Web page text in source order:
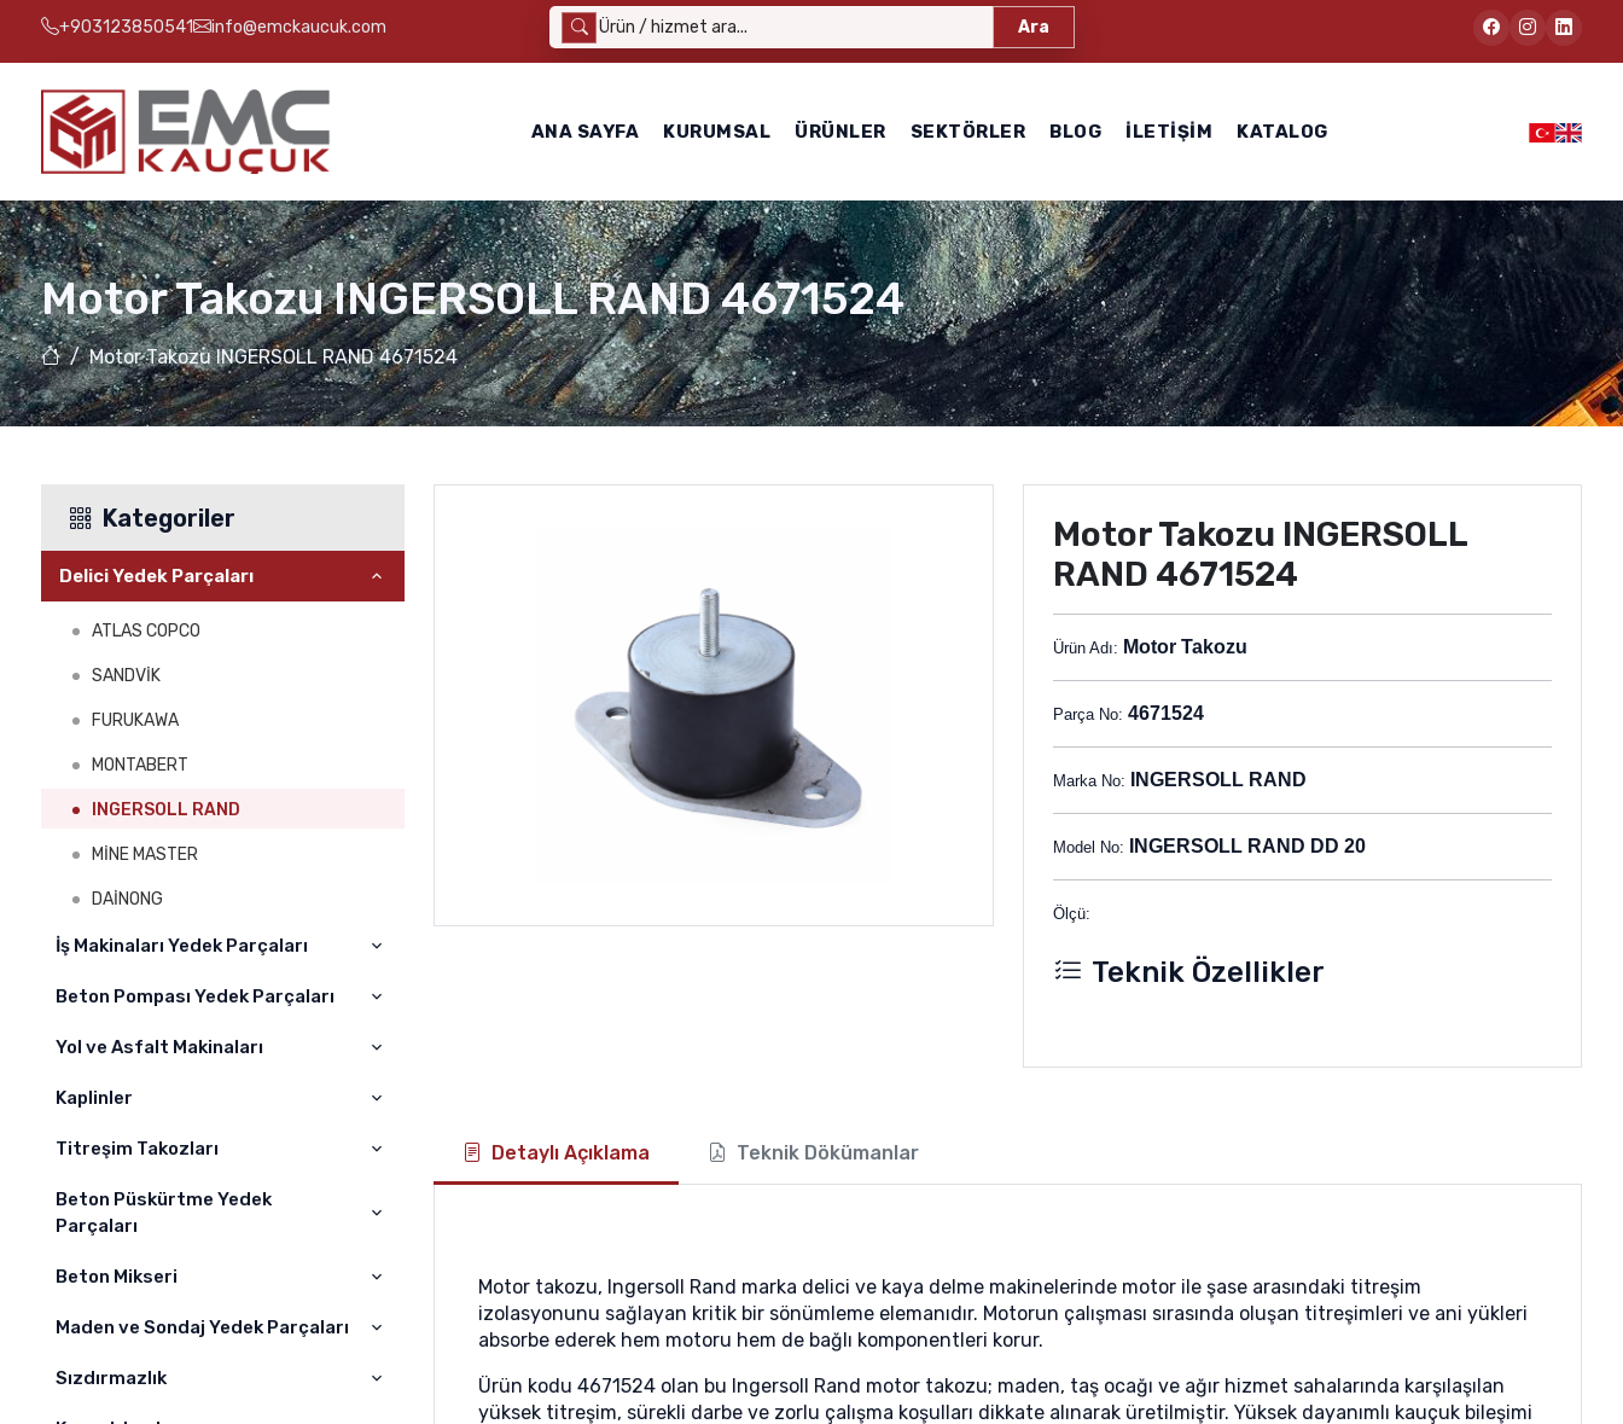
+903123850541 info@emckaucuk.com Ara
ANA SAYFA KURUMSAL ÜRÜNLER SEKTÖRLER BLOG İLETIŞIM KATALOG
Motor Takozu INGERSOLL RAND 4671524
Motor Takozu INGERSOLL RAND 4671524
Kategoriler
Delici Yedek Parçaları
ATLAS COPCO
SANDVİK
FURUKAWA
MONTABERT
INGERSOLL RAND
MİNE MASTER
DAİNONG
İş Makinaları Yedek Parçaları
Cat
Komatsu
Volvo
Hyundai
Liebherr
Beton Pompası Yedek Parçaları
CIFA
ELBA
SCHWİNG
PUTZMEİSTER
SERMAC
ZOOMLION
Yol ve Asfalt Makinaları
WOGOLE
BOMAG
DYNAPAC
Kaplinler
A – AS Kaplin
Kaplin
Titreşim Takozları
Titreşim Takoz
Beton Püskürtme Yedek
Parçaları
Kelepçeler
Nozullar
Difüzörler
Beton Mikseri
Beton Mikseri
Maden ve Sondaj Yedek Parçaları
Maden Yedek Parçaları
Sızdırmazlık
Motor Takozu INGERSOLL
RAND 4671524
Ürün Adı: Motor Takozu
Parça No: 4671524
Marka No: INGERSOLL RAND
Model No: INGERSOLL RAND DD 20
Ölçü:
Teknik Özellikler
Detaylı Açıklama Teknik Dökümanlar
Motor takozu, Ingersoll Rand marka delici ve kaya delme makinelerinde motor ile şase arasındaki titreşim
izolasyonunu sağlayan kritik bir sönümleme elemanıdır. Motorun çalışması sırasında oluşan titreşimleri ve ani yükleri
absorbe ederek hem motoru hem de bağlı komponentleri korur.
Ürün kodu 4671524 olan bu Ingersoll Rand motor takozu; maden, taş ocağı ve ağır hizmet sahalarında karşılaşılan
yüksek titreşim, sürekli darbe ve zorlu çalışma koşulları dikkate alınarak üretilmiştir. Yüksek dayanımlı kauçuk bileşimi